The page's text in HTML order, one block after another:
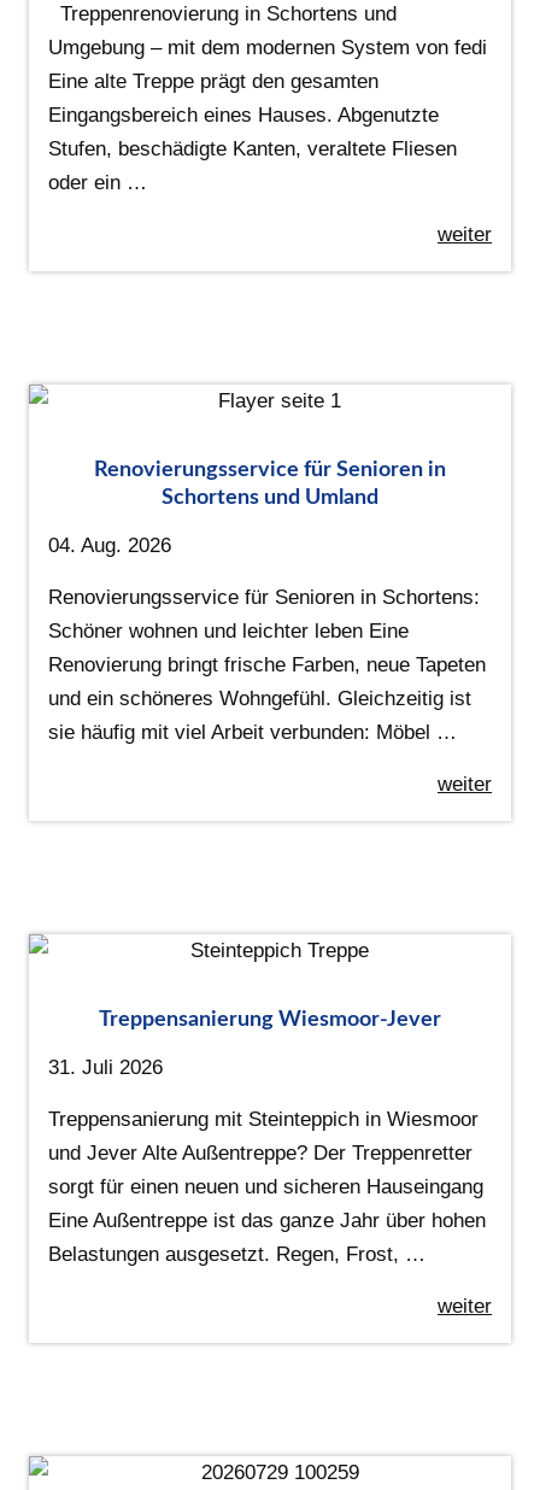
Treppenrenovierung in Schortens und
Umgebung – mit dem modernen System von fedi
Eine alte Treppe prägt den gesamten
Eingangsbereich eines Hauses. Abgenutzte
Stufen, beschädigte Kanten, veraltete Fliesen
oder ein …
weiter
Renovierungsservice für Senioren in
Schortens und Umland
04. Aug. 2026
Renovierungsservice für Senioren in Schortens:
Schöner wohnen und leichter leben Eine
Renovierung bringt frische Farben, neue Tapeten
und ein schöneres Wohngefühl. Gleichzeitig ist
sie häufig mit viel Arbeit verbunden: Möbel …
weiter
Treppensanierung Wiesmoor-Jever
31. Juli 2026
Treppensanierung mit Steinteppich in Wiesmoor
und Jever Alte Außentreppe? Der Treppenretter
sorgt für einen neuen und sicheren Hauseingang
Eine Außentreppe ist das ganze Jahr über hohen
Belastungen ausgesetzt. Regen, Frost, …
weiter